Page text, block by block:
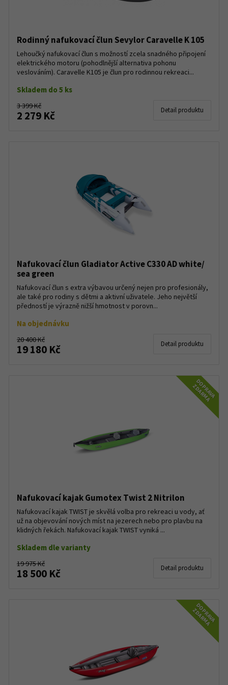
Rodinný nafukovací člun Sevylor Caravelle K 105
Lehoučký nafukovací člun s možností zcela snadného připojení
elektrického motoru (pohodlnější alternativa pohonu
veslováním). Caravelle K105 je člun pro rodinnou rekreaci...
Skladem do 5 ks
3 399 Kč
2 279 Kč Detail produktu
Nafukovací člun Gladiator Active C330 AD white/
sea green
Nafukovací člun s extra výbavou určený nejen pro profesionály,
ale také pro rodiny s dětmi a aktivní uživatele. Jeho největší
předností je výrazně nižší hmotnost v porovn...
Na objednávku
20 400 Kč
19 180 Kč Detail produktu
DOPRAVA
ZDARMA
Nafukovací kajak Gumotex Twist 2 Nitrilon
Nafukovací kajak TWIST je skvělá volba pro rekreaci u vody, ať
už na objevování nových míst na jezerech nebo pro plavbu na
klidných řekách. Nafukovací kajak TWIST vyniká ...
Skladem dle varianty
19 975 Kč
18 500 Kč Detail produktu
DOPRAVA
ZDARMA